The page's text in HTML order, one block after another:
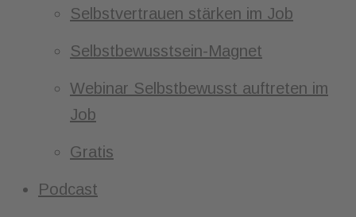
Selbstvertrauen stärken im Job
Selbstbewusstsein-Magnet
Webinar Selbstbewusst auftreten im
Job
Gratis
Podcast